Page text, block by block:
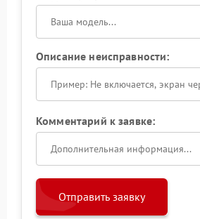
Описание неисправности:
Комментарий к заявке:
Отправить заявку